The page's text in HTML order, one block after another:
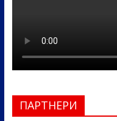
ПАРТНЕРИ